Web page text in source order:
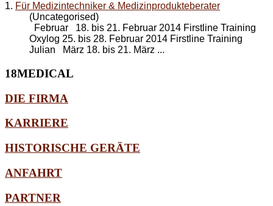
1. Für Medizintechniker & Medizinprodukteberater
(Uncategorised)
Februar 18. bis 21. Februar 2014 Firstline Training
Oxylog 25. bis 28. Februar 2014 Firstline Training
Julian März 18. bis 21. März ...
18MEDICAL
DIE FIRMA
KARRIERE
HISTORISCHE GERÄTE
ANFAHRT
PARTNER